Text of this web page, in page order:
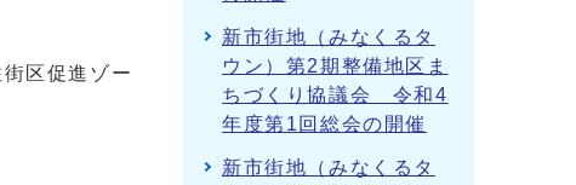
区促進ゾー
新市街地（みなくるタ
ウン）第2期整備地区ま
ちづくり協議会 令和4
年度第1回総会の開催
新市街地（みなくるタ